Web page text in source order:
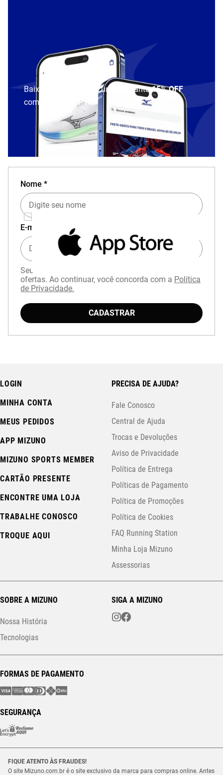
Baixe o aplicativo Mizuno e garanta15% OFF
com cupom
APP15
Nome *
E-mail *
Seu e-mail será usado apenas para o envio de
ofertas. Ao continuar, você concorda com a Política
de Privacidade.
CADASTRAR
LOGIN
MINHA CONTA
MEUS PEDIDOS
APP MIZUNO
MIZUNO SPORTS MEMBER
CARTÃO PRESENTE
ENCONTRE UMA LOJA
TRABALHE CONOSCO
TROQUE AQUI
PRECISA DE AJUDA?
Fale Conosco
Central de Ajuda
Trocas e Devoluções
Aviso de Privacidade
Política de Entrega
Políticas de Pagamento
Política de Promoções
Política de Cookies
FAQ Running Station
Minha Loja Mizuno
Assessorias
SOBRE A MIZUNO
Nossa História
Tecnologias
SIGA A MIZUNO
FORMAS DE PAGAMENTO
SEGURANÇA
FIQUE ATENTO ÀS FRAUDES!
O site Mizuno.com.br é o site exclusivo da marca para compras online. Antes